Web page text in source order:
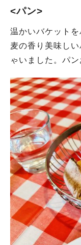
<パン>
温かいバケット
麦の香り美味し
ゃいました。パ